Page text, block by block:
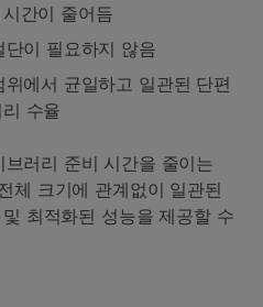
간이 줄어듬
이 필요하지 않음
에서 균일하고 일관된 단편
수율
러리 준비 시간을 줄이는
체 크기에 관계없이 일관된
최적화된 성능을 제공할 수